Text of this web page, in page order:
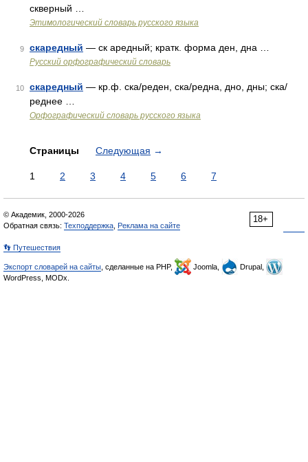
скверный …
Этимологический словарь русского языка
9 скаредный — ск аредный; кратк. форма ден, дна …
Русский орфографический словарь
10 скаредный — кр.ф. ска/реден, ска/редна, дно, дны; ска/
реднее …
Орфографический словарь русского языка
Страницы Следующая →
1 2 3 4 5 6 7
18+
© Академик, 2000-2026
Обратная связь: Техподдержка Реклама на сайте
👣 Путешествия
Экспорт словарей на сайты , сделанные на PHP, Joomla,
Drupal,
WordPress, MODx.